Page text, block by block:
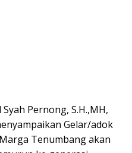
Pernong, S.H.,MH,
Gelar/adok
Tenumbang akan